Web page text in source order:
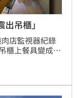
吊櫃」
店監視器紀錄
櫃上餐具變成小